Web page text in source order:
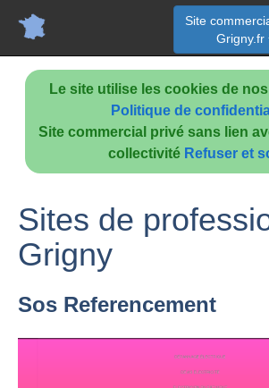
Le site utilise les cookies de
Politique de
Site commercial privé sans lien
collectivité Refuser et
Site
Grigny.fr
Sites de
Grigny
Sos Referencement